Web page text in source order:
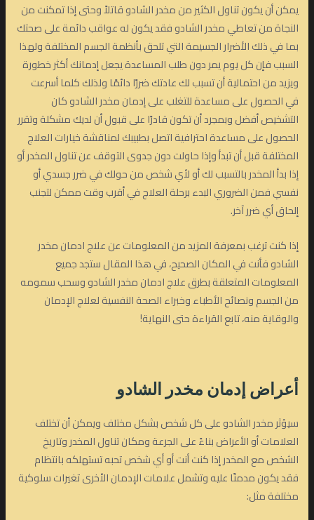
يمكن أن يكون تناول الكثير من مخدر الشادو قاتلاً وحتى إذا تمكنت من
النجاة من تعاطي مخدر الشادو فقد يكون له عواقب دائمة على صحتك
بما في ذلك الأضرار الجسيمة التي تلحق بأنظمة الجسم المختلفة ولهذا
السبب فإن كل يوم يمر دون طلب المساعدة يجعل إدمانك أكثر خطورة
ويزيد من احتمالية أن تسبب لك عادتك ضررًا دائمًا ولذلك كلما أسرعت
في الحصول على مساعدة للتغلب على إدمان مخدر الشادو كان
التشخيص أفضل وبمجرد أن تكون قادرًا على قبول أن لديك مشكلة وتقرر
الحصول على مساعدة احترافية اتصل بطبيبك لمناقشة خيارات العلاج
المختلفة قبل أن تبدأ وإذا حاولت دون جدوى التوقف عن تناول المخدر أو
إذا بدأ المخدر بالتسبب لك أو لأي شخص من حولك في ضرر جسدي أو
نفسي فمن الضروري البدء برحلة العلاج في أقرب وقت ممكن لتجنب
إلحاق أي ضرر آخر.
إذا كنت ترغب بمعرفة المزيد من المعلومات عن علاج ادمان مخدر
الشادو فأنت في المكان الصحيح، في هذا المقال ستجد جميع
المعلومات المتعلقة بطرق علاج ادمان مخدر الشادو وسحب سمومه
من الجسم ونصائح الأطباء وخبراء الصحة النفسية لعلاج الإدمان
والوقاية منه، تابع القراءة حتى النهاية!
أعراض إدمان مخدر الشادو
سيؤثر مخدر الشادو على كل شخص بشكل مختلف ويمكن أن تختلف
العلامات أو الأعراض بناءً على الجرعة ومكان تناول المخدر وتاريخ
الشخص مع المخدر إذا كنت أنت أو أي شخص تحبه تستهلكه بانتظام
فقد يكون مدمنًا عليه وتشمل علامات الإدمان الأخرى تغيرات سلوكية
مختلفة مثل: